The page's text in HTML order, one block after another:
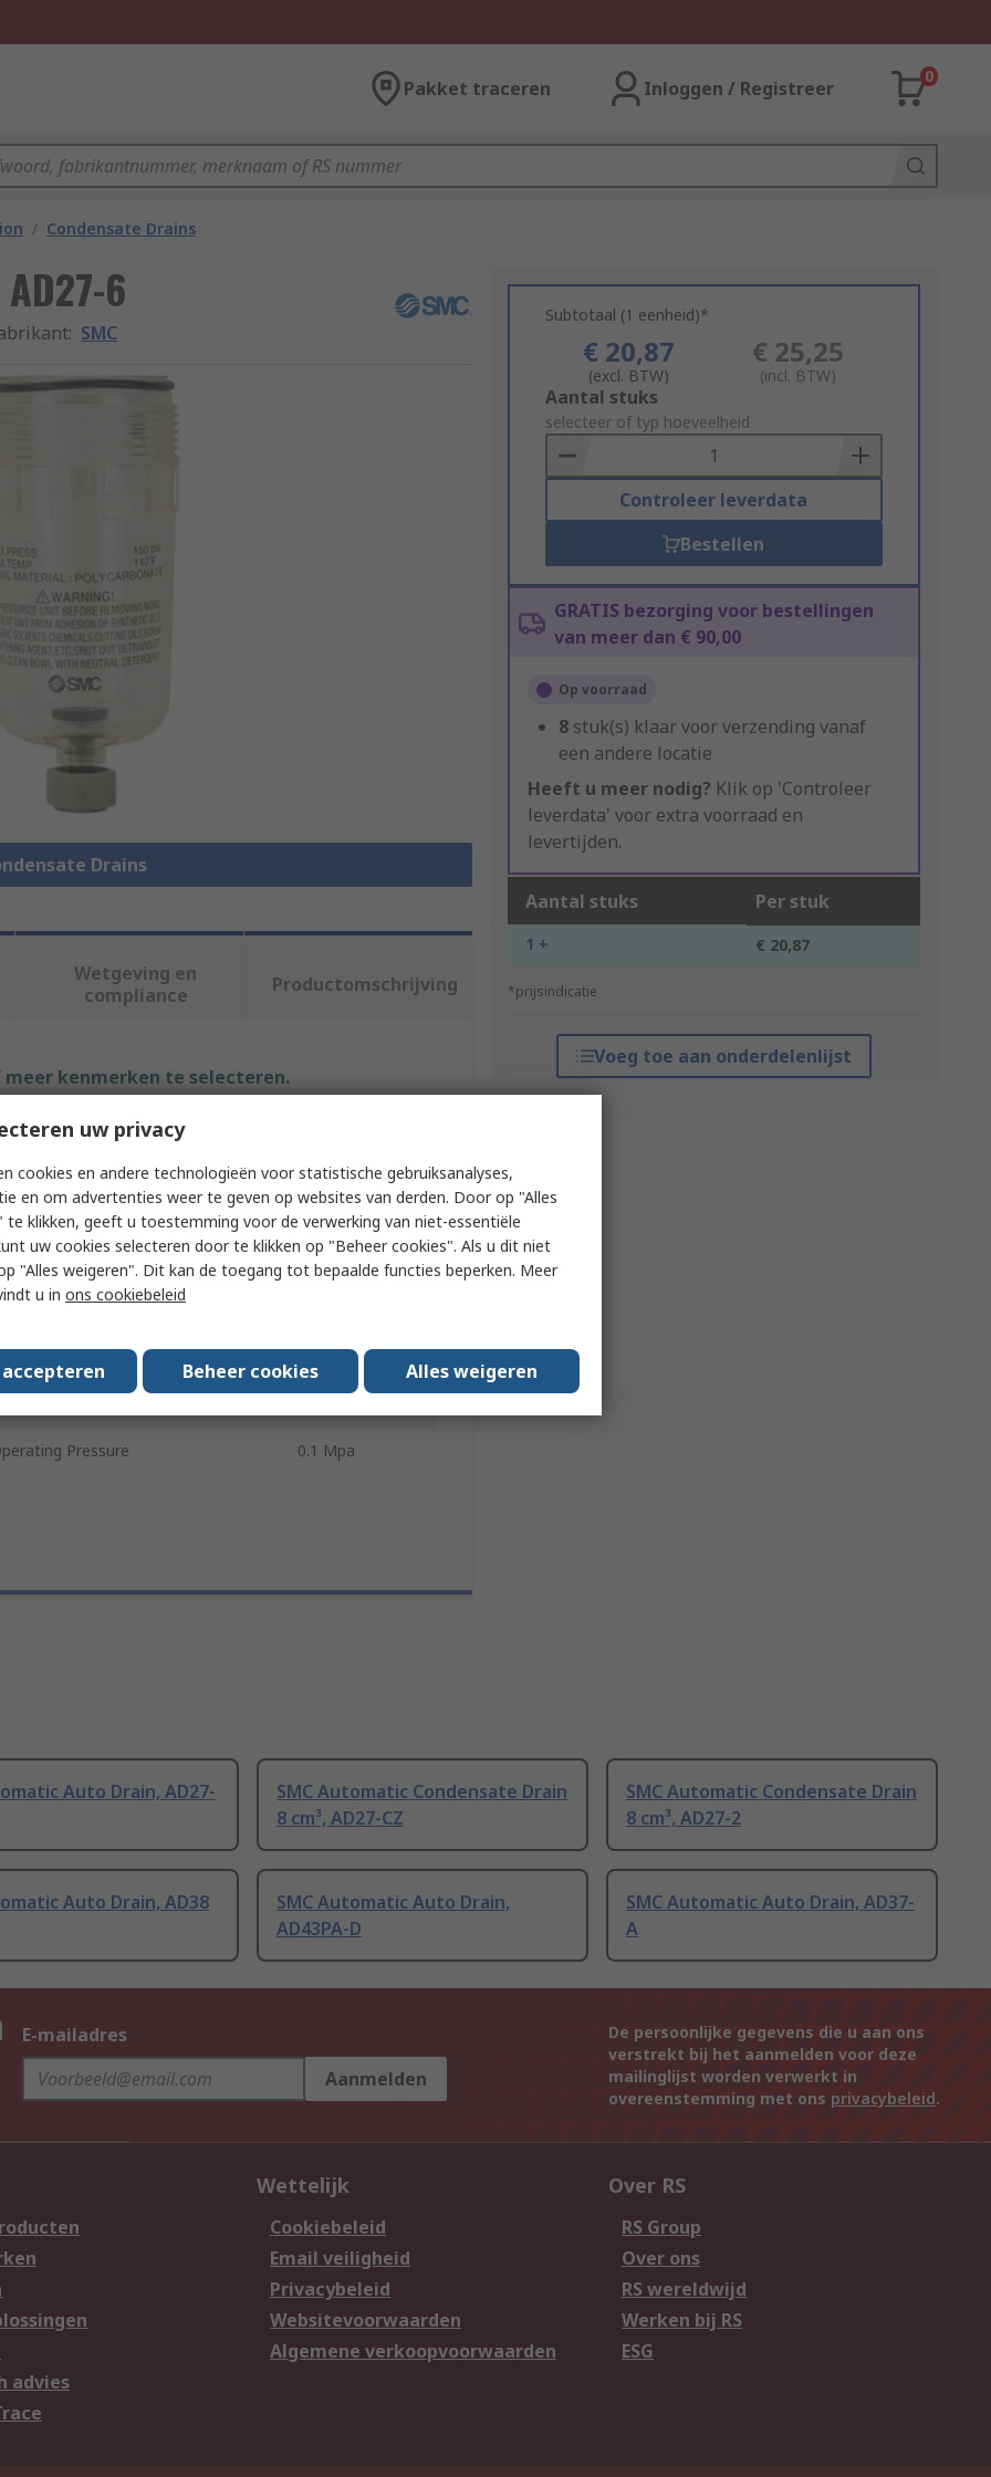
Pakket traceren Inloggen / Registreer
0
/ Condensate Drains
6
: SMC
Drains
Subtotaal (1 eenheid)*
€ 20,87
(excl. BTW)
€ 25,25
(incl. BTW)
Add
to
Basket
Aantal stuks
selecteer of typ hoeveelheid
Controleer leverdata
Bestellen
GRATIS bezorging voor bestellingen
van meer dan € 90,00
Op voorraad
8 stuk(s) klaar voor verzending vanaf
een andere locatie
Heeft u meer nodig? Klik op 'Controleer
leverdata' voor extra voorraad en
levertijden.
Aantal stuks Per stuk
1 + € 20,87
*prijsindicatie
Voeg toe aan onderdelenlijst
Wetgeving en
compliance
Productomschrijving
kenmerken te selecteren.
SMC
Auto Drain
Automatic
Pressure 0.1 Mpa
Auto Drain, AD27-
SMC Automatic Condensate Drain
8 cm³, AD27-CZ
SMC Automatic Condensate Drain
8 cm³, AD27-2
Auto Drain, AD38
SMC Automatic Auto Drain,
AD43PA-D
SMC Automatic Auto Drain, AD37-
A
E-mailadres
Aanmelden
De persoonlijke gegevens die u aan ons
verstrekt bij het aanmelden voor deze
mailinglijst worden verwerkt in
overeenstemming met ons privacybeleid.
advies
Wettelijk
Cookiebeleid
Email veiligheid
Privacybeleid
Websitevoorwaarden
Algemene verkoopvoorwaarden
Over RS
RS Group
Over ons
RS wereldwijd
Werken bij RS
ESG
uw privacy
cookies en andere technologieën voor statistische gebruiksanalyses,
en om advertenties weer te geven op websites van derden. Door op "Alles
te klikken, geeft u toestemming voor de verwerking van niet-essentiële
uw cookies selecteren door te klikken op "Beheer cookies". Als u dit niet
"Alles weigeren". Dit kan de toegang tot bepaalde functies beperken. Meer
u in ons cookiebeleid
Beheer cookies Alles weigeren